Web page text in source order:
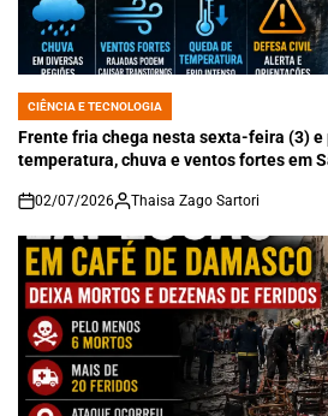
POSTED
IN
CIÊNCIA E TECNOLOGIA
Frente fria chega nesta sexta-feira (3) e
temperatura, chuva e ventos fortes em
on
02/07/2026 Thaisa Zago Sartori